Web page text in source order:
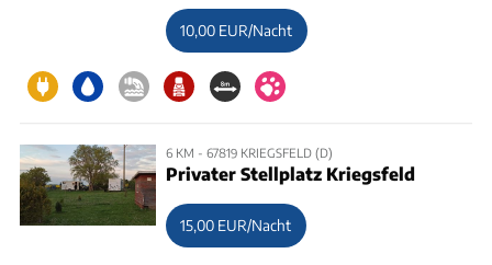
10,00 EUR/Nacht
6 KM - 67819 KRIEGSFELD (D)
Privater Stellplatz Kriegsfeld
15,00 EUR/Nacht